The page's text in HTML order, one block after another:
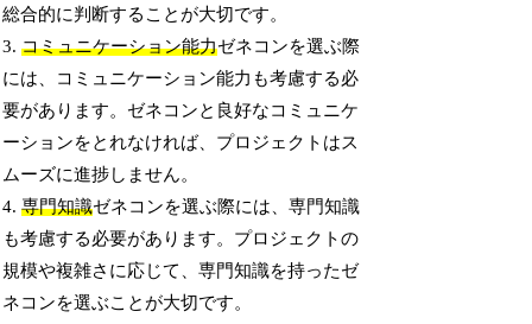
総合的に判断することが大切です。
3.コミュニケーション能力ゼネコンを選ぶ際
には、コミュニケーション能力も考慮する必
要があります。ゼネコンと良好なコミュニケ
ーションをとれなければ、プロジェクトはス
ムーズに進捗しません。
4.専門知識ゼネコンを選ぶ際には、専門知識
も考慮する必要があります。プロジェクトの
規模や複雑さに応じて、専門知識を持ったゼ
ネコンを選ぶことが大切です。